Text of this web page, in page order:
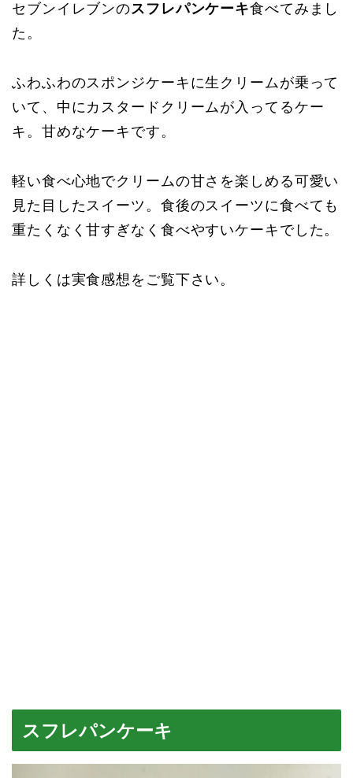
セブンイレブンのスフレパンケーキ食べてみまし
た。
ふわふわのスポンジケーキに生クリームが乗って
いて、中にカスタードクリームが入ってるケー
キ。甘めなケーキです。
軽い食べ心地でクリームの甘さを楽しめる可愛い
見た目したスイーツ。食後のスイーツに食べても
重たくなく甘すぎなく食べやすいケーキでした。
詳しくは実食感想をご覧下さい。
スフレパンケーキ